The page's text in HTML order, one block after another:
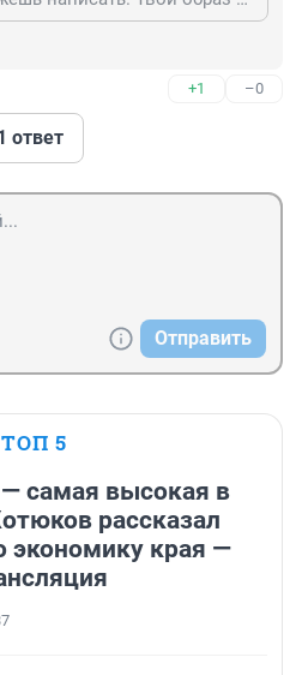
+1 –0
ответ
Отправить
ТОП 5
— самая высокая в
рассказал
экономику края —